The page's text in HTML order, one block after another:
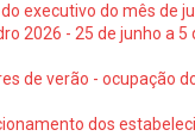
executivo do mês de
2026 - 25 de junho a
de verão - ocupação
dos